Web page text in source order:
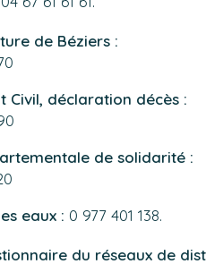
de Béziers :
Civil, déclaration décès :
de solidarité :
eaux : 0 977 401 138.
du réseaux de